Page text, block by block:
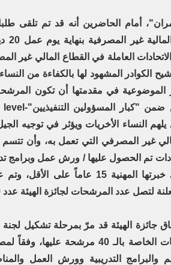
العاملة في القطاع المالي غير
الكوادر المشهود لها بالكفاءة من
الموضوعية في مقدمتها أن تكون
النساء الأخريات ويؤثر في توجيه
غير المصرفي التي تعمل به، وأن تتسم
تم الحصول عليها / ورش عمل وبرامج
قد مرّ على خبرتها المهنية 15 عاماً
لتصل عدد المرشحات لجائزة الهيئة عدد 40 مرشحة.
جائزة الهيئة قد مرّ بمرحلة تشكيل
عرض البيانات الخاصة بالـ 40
والبرامج التدريبية وورش العمل